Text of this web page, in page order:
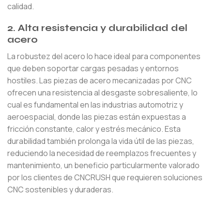
calidad.
2. Alta resistencia y durabilidad del
acero
La robustez del acero lo hace ideal para componentes
que deben soportar cargas pesadas y entornos
hostiles. Las piezas de acero mecanizadas por CNC
ofrecen una resistencia al desgaste sobresaliente, lo
cual es fundamental en las industrias automotriz y
aeroespacial, donde las piezas están expuestas a
fricción constante, calor y estrés mecánico. Esta
durabilidad también prolonga la vida útil de las piezas,
reduciendo la necesidad de reemplazos frecuentes y
mantenimiento, un beneficio particularmente valorado
por los clientes de CNCRUSH que requieren soluciones
CNC sostenibles y duraderas.